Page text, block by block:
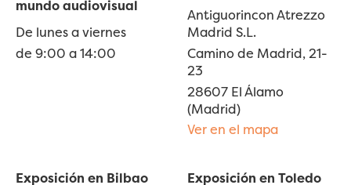
mundo audiovisual
De lunes a viernes
de 9:00 a 14:00
Antiguorincon Atrezzo
Madrid S.L.
Camino de Madrid, 21-
23
28607 El Álamo
(Madrid)
Ver en el mapa
Exposición en Bilbao
Exposición en Toledo